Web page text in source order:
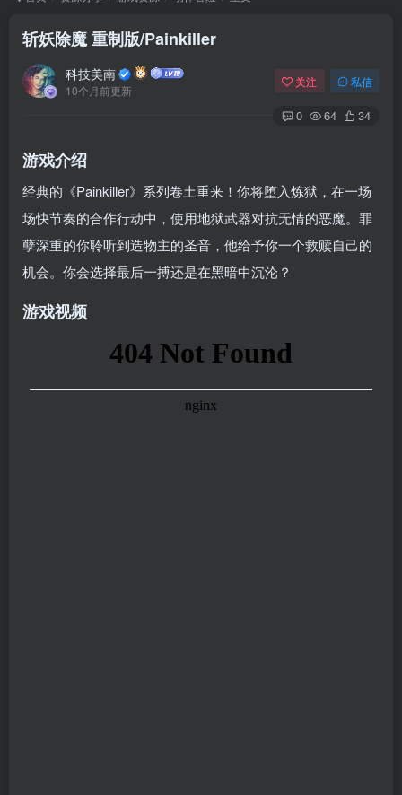
软件 Linux软件 Android软件
斩妖除魔 重制版/Painkiller
科技美南
10个月前更新
关注 私信
0 64 34
游戏介绍
经典的《Painkiller》系列卷土重来！你将堕入炼狱，在一场
场快节奏的合作行动中，使用地狱武器对抗无情的恶魔。罪
孽深重的你聆听到造物主的圣音，他给予你一个救赎自己的
机会。你会选择最后一搏还是在黑暗中沉沦？
游戏视频